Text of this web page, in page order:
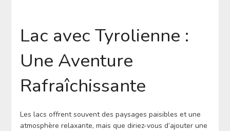
Lac avec Tyrolienne :
Une Aventure
Rafraîchissante
Les lacs offrent souvent des paysages paisibles et une
atmosphère relaxante, mais que diriez-vous d’ajouter une